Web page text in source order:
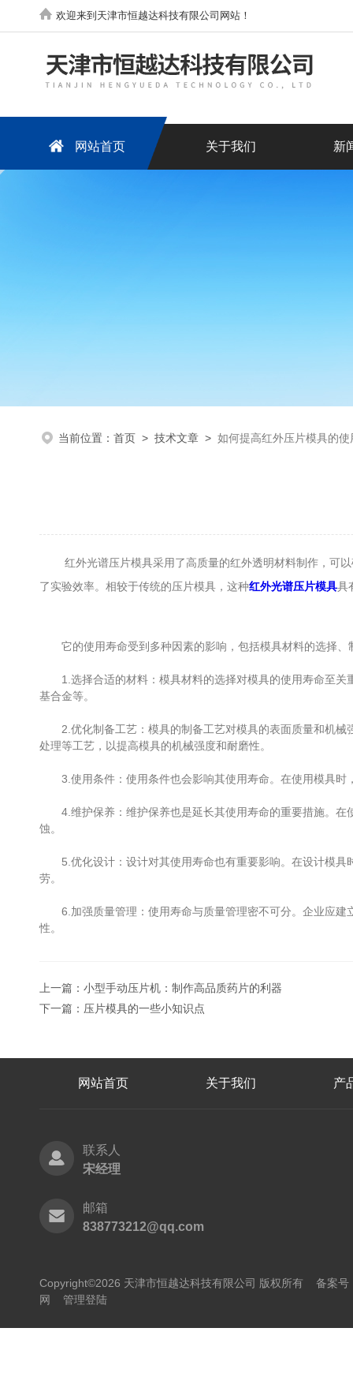
欢迎来到天津市恒越达科技有限公司网站！
网站首页 关于我们 新
当前位置： 首页 > 技术文章 > 如何提高红外压片模具的使
红外光谱压片模具采用了高质量的红外透明材料制作，可以
了实验效率。相较于传统的压片模具，这种红外光谱压片模具具
它的使用寿命受到多种因素的影响，包括模具材料的选择、
1.选择合适的材料：模具材料的选择对模具的使用寿命至关
基合金等。
2.优化制备工艺：模具的制备工艺对模具的表面质量和机械
处理等工艺，以提高模具的机械强度和耐磨性。
3.使用条件：使用条件也会影响其使用寿命。在使用模具时
4.维护保养：维护保养也是延长其使用寿命的重要措施。在
蚀。
5.优化设计：设计对其使用寿命也有重要影响。在设计模具
劳。
6.加强质量管理：使用寿命与质量管理密不可分。企业应建
性。
上一篇： 小型手动压片机：制作高品质药片的利器
下一篇： 压片模具的一些小知识点
网站首页 关于我们 产
联系人
宋经理
邮箱
838773212@qq.com
Copyright©2026 天津市恒越达科技有限公司 版权所有 备案号
网
管理登陆